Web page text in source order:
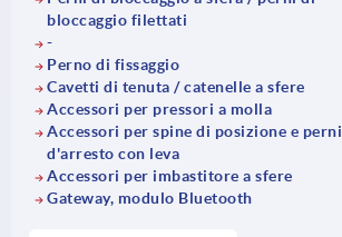
bloccaggio filettati
-
Perno di fissaggio
Cavetti di tenuta / catenelle a sfere
Accessori per pressori a molla
Accessori per spine di posizione e perni
d'arresto con leva
Accessori per imbastitore a sfere
Gateway, modulo Bluetooth